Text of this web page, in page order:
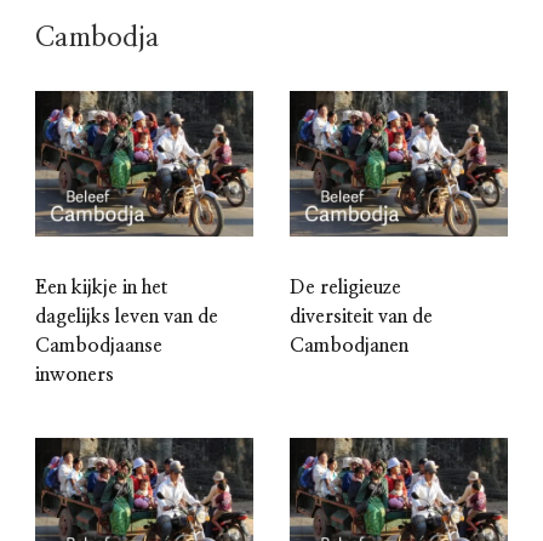
Cambodja
Een kijkje in het
dagelijks leven van de
Cambodjaanse
inwoners
De religieuze
diversiteit van de
Cambodjanen